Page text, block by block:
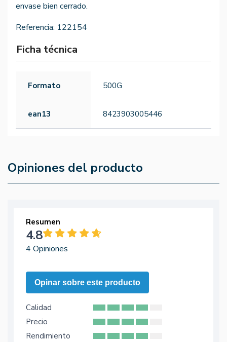
envase bien cerrado.
Referencia: 122154
Ficha técnica
Formato 500G
ean13 8423903005446
Opiniones del producto
Resumen
4.8
4 Opiniones
Opinar sobre este producto
Calidad
Precio
Rendimiento